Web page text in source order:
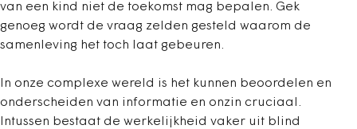
van een kind niet de toekomst mag bepalen. Gek
genoeg wordt de vraag zelden gesteld waarom de
samenleving het toch laat gebeuren.
In onze complexe wereld is het kunnen beoordelen en
onderscheiden van informatie en onzin cruciaal.
Intussen bestaat de werkelijkheid vaker uit blind